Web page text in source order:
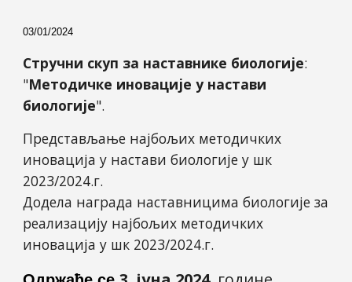
03/01/2024
Стручни скуп за наставнике биологије:
"Методичке иновације у настави
биологије".
Представљање најбољих методичких
иновација у настави биологије у шк
2023/2024.г.
Додела награда наставницима биологије за
реализацију најбољих методичких
иновација у шк 2023/2024.г.